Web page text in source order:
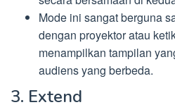
Mode ini sangat berguna
dengan proyektor atau
menampilkan tampilan
audiens yang berbeda.
3. Extend